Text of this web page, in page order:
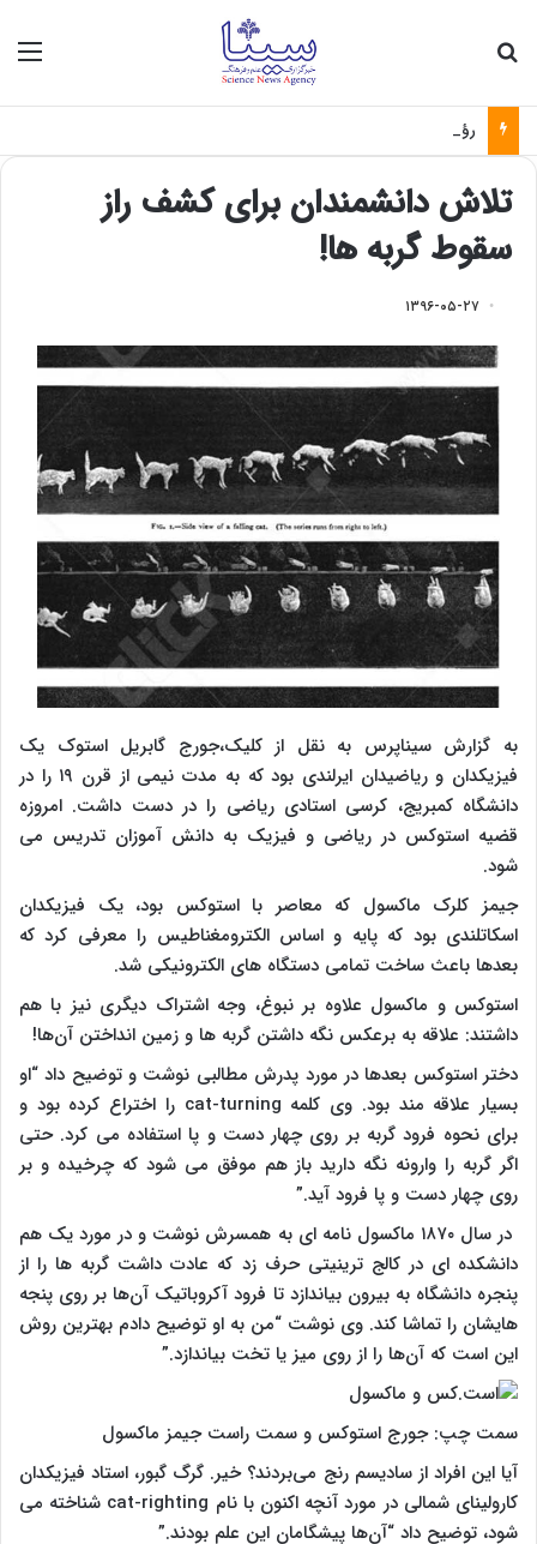
رؤیای هوش مصنوعی چه زمانی واقعی می‌شود؟
تلاش دانشمندان برای کشف راز
سقوط گربه ها!
۱۳۹۶-۰۵-۲۷
به گزارش سیناپرس به نقل از کلیک،جورج گابریل استوک یک
فیزیکدان و ریاضیدان ایرلندی بود که به مدت نیمی از قرن ۱۹ را در
دانشگاه کمبریج، کرسی استادی ریاضی را در دست داشت. امروزه
قضیه استوکس در ریاضی و فیزیک به دانش آموزان تدریس می
شود.
جیمز کلرک ماکسول که معاصر با استوکس بود، یک فیزیکدان
اسکاتلندی بود که پایه و اساس الکترومغناطیس را معرفی کرد که
بعدها باعث ساخت تمامی دستگاه های الکترونیکی شد.
استوکس و ماکسول علاوه بر نبوغ، وجه اشتراک دیگری نیز با هم
داشتند: علاقه به برعکس نگه داشتن گربه ها و زمین انداختن آن‌ها!
دختر استوکس بعدها در مورد پدرش مطالبی نوشت و توضیح داد “او
بسیار علاقه مند بود. وی کلمه cat-turning را اختراع کرده بود و
برای نحوه فرود گربه بر روی چهار دست و پا استفاده می کرد. حتی
اگر گربه را وارونه نگه دارید باز هم موفق می شود که چرخیده و بر
روی چهار دست و پا فرود آید.”
در سال ۱۸۷۰ ماکسول نامه ای به همسرش نوشت و در مورد یک هم
دانشکده ای در کالج ترینیتی حرف زد که عادت داشت گربه ها را از
پنجره دانشگاه به بیرون بیاندازد تا فرود آکروباتیک آن‌ها بر روی پنجه
هایشان را تماشا کند. وی نوشت “من به او توضیح دادم بهترین روش
این است که آن‌ها را از روی میز یا تخت بیاندازد.”
سمت چپ: جورج استوکس و سمت راست جیمز ماکسول
آیا این افراد از سادیسم رنج می‌بردند؟ خیر. گرگ گبور، استاد فیزیکدان
کارولینای شمالی در مورد آنچه اکنون با نام cat-righting شناخته می
شود، توضیح داد “آن‌ها پیشگامان این علم بودند.”